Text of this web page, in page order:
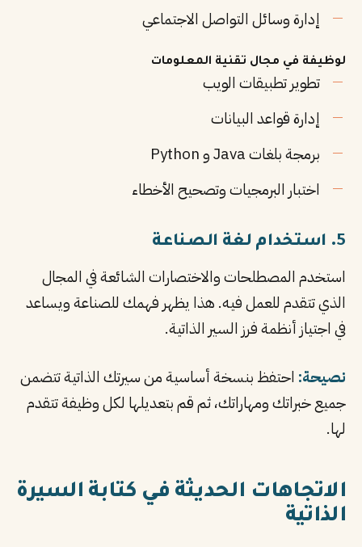
إدارة وسائل التواصل الاجتماعي
لوظيفة في مجال تقنية المعلومات
تطوير تطبيقات الويب
إدارة قواعد البيانات
برمجة بلغات Java و Python
اختبار البرمجيات وتصحيح الأخطاء
5. استخدام لغة الصناعة
استخدم المصطلحات والاختصارات الشائعة في المجال
الذي تتقدم للعمل فيه. هذا يظهر فهمك للصناعة ويساعد
في اجتياز أنظمة فرز السير الذاتية.
نصيحة: احتفظ بنسخة أساسية من سيرتك الذاتية تتضمن
جميع خبراتك ومهاراتك، ثم قم بتعديلها لكل وظيفة تتقدم
لها.
الاتجاهات الحديثة في كتابة السيرة
الذاتية